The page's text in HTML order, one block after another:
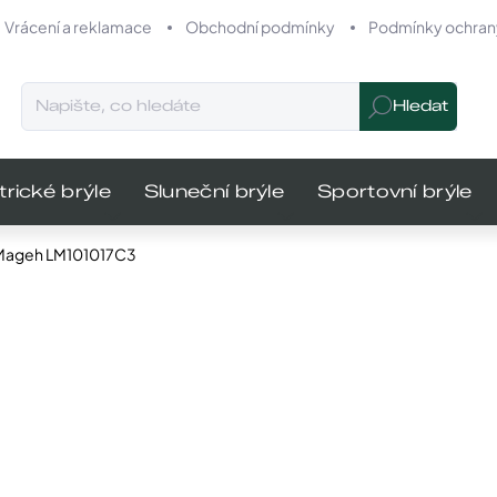
Vrácení a reklamace Obchodní podmínky Podmínky
Hledat
brýle Sluneční brýle Sportovní brýle
LM101017C3